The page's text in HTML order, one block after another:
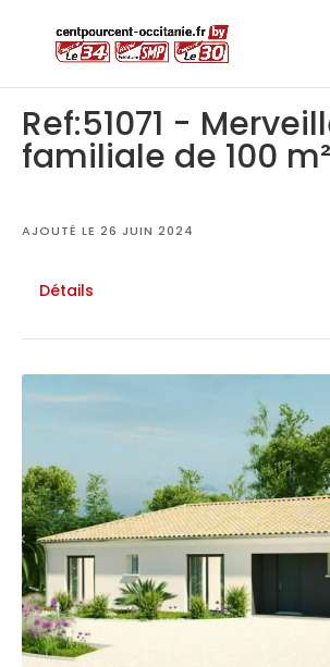
Ref:51071 -
familiale de 100 m²
AJOUTÉ LE 26 JUIN 2024
Détails